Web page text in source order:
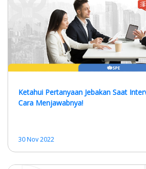
Ketahui Pertanyaan Jebakan Saat
Cara Menjawabnya!
30 Nov 2022